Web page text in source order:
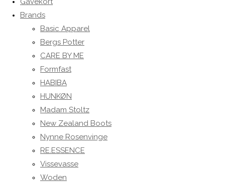
Brands
Basic Apparel
Bergs Potter
CARE BY ME
Formfast
HABIBA
HUNKØN
Madam Stoltz
New Zealand Boots
Nynne Rosenvinge
RE.ESSENCE
Vissevasse
Woden